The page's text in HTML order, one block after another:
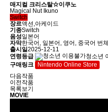
매지컬 크리스탈☆이쿠노
Magical Nut Ikuno
Switch
장르액션,아케이드
기종Switch
음성일본어
자막한국어, 일본어, 영어, 중국어 번
출시일2025-12-11
연령등급
청소년
구매링크
Nintendo Online Store
다음작품
이전작품
목록보기
MOVIE